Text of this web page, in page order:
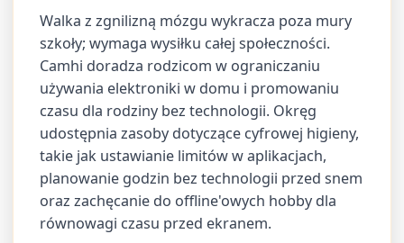
Walka z zgnilizną mózgu wykracza poza mury
szkoły; wymaga wysiłku całej społeczności.
Camhi doradza rodzicom w ograniczaniu
używania elektroniki w domu i promowaniu
czasu dla rodziny bez technologii. Okręg
udostępnia zasoby dotyczące cyfrowej higieny,
takie jak ustawianie limitów w aplikacjach,
planowanie godzin bez technologii przed snem
oraz zachęcanie do offline'owych hobby dla
równowagi czasu przed ekranem.